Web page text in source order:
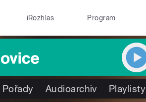
iRozhlas Program
Pořady Audioarchiv Playlisty